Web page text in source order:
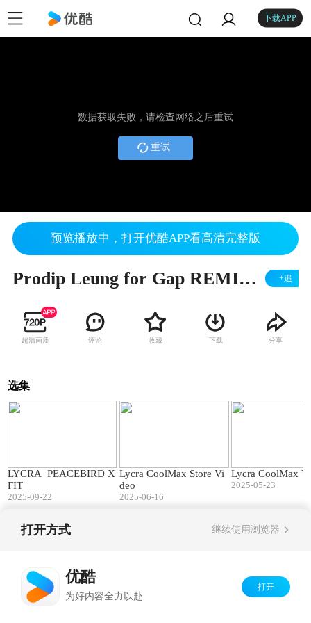
下载APP
数据获取失败，请检查网络之后重试
重试
预览播放中，打开优酷APP看高清完整版
Prodip Leung for Gap REMIX Project (EN subtitle) +追
超清画质 评论 收藏 下载 分享
选集
LYCRA_PEACEBIRD X
FIT
2025-09-22
Lycra CoolMax Store Vi
deo
2025-06-16
Lycra CoolMax
2025-05-23
打开方式 继续使用浏览器
优酷
为好内容全力以赴
打开